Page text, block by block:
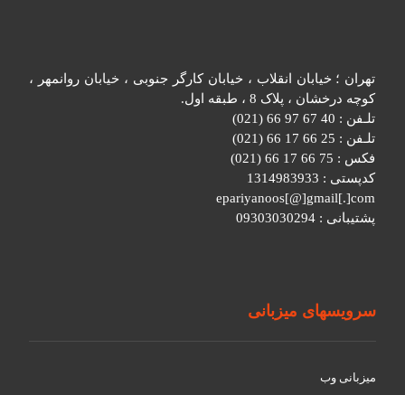
تهران ؛ خیابان انقلاب ، خیابان کارگر جنوبی ، خیابان روانمهر ،
کوچه درخشان ، پلاک 8 ، طبقه اول.
تلـفن : 40 67 97 66 (021)
تلـفن : 25 66 17 66 (021)
فکس : 75 66 17 66 (021)
کدپستی : 1314983933
epariyanoos[@]gmail[.]com
پشتیبانی : 09303030294
سرویسهای میزبانی
میزبانی وب